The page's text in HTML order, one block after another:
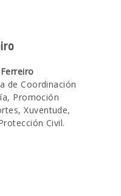
de Coordinación
Promoción
Xuventude,
Civil.